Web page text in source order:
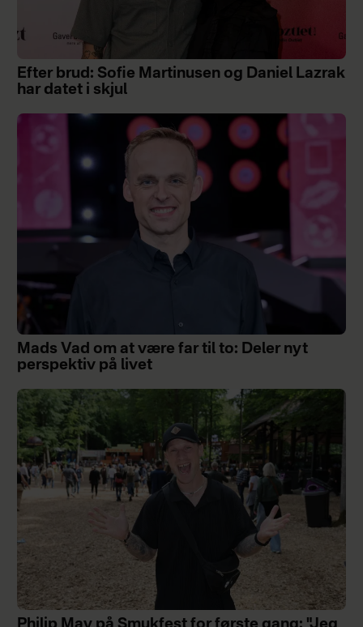
Efter brud: Sofie Martinusen og Daniel Lazrak
har datet i skjul
Mads Vad om at være far til to: Deler nyt
perspektiv på livet